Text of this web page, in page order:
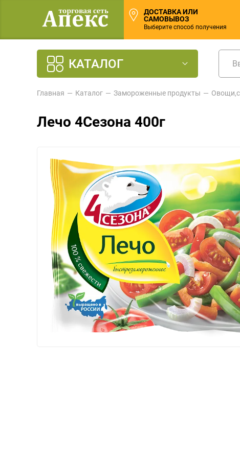
ДОСТАВКА ИЛИ
САМОВЫВОЗ
Выберите способ получения
КАТАЛОГ
Главная Каталог Замороженные продукты
Лечо 4Сезона 400г